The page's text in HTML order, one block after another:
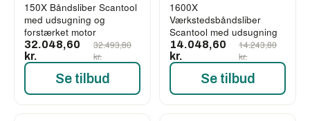
-1%
150X Båndsliber Scantool
med udsugning og
forstærket motor
32.048,60
kr.
32.493,80
kr.
Se tilbud
-1%
1600X
Værkstedsbåndsliber
Scantool med udsugning
14.048,60
kr.
14.243,80
kr.
Se tilbud